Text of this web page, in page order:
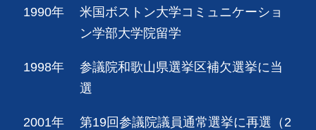
1990年
米国ボストン大学コミュニケーショ
ン学部大学院留学
1998年
参議院和歌山県選挙区補欠選挙に当
選
2001年
第19回参議院議員通常選挙に再選（2